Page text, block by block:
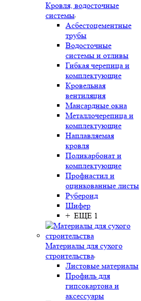
Кровля, водосточные
системы
Асбестоцементные
трубы
Водосточные
системы и отливы
Гибкая черепица и
комплектующие
Кровельная
вентиляция
Мансардные окна
Металлочерепица и
комплектующие
Наплавляемая
кровля
Поликарбонат и
комплектующие
Профнастил и
оцинкованные листы
Рубероид
Шифер
+ ЕЩЕ 1
Материалы для сухого
строительства
Листовые материалы
Профиль для
гипсокартона и
аксессуары